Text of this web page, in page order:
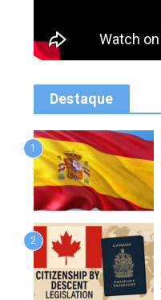
Destaque
1
2